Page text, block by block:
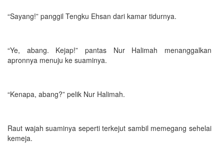
“Sayang!” panggil Tengku Ehsan dari kamar tidurnya.
“Ye, abang. Kejap!” pantas Nur Halimah menanggalkan
apronnya menuju ke suaminya.
“Kenapa, abang?” pelik Nur Halimah.
Raut wajah suaminya seperti terkejut sambil memegang sehelai
kemeja.